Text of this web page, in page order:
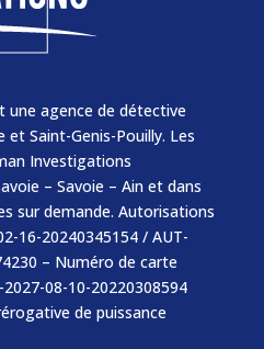
une agence de détective
et Saint-Genis-Pouilly. Les
Investigations
– Savoie – Ain et dans
sur demande. Autorisations
16-20240345154 / AUT-
– Numéro de carte
08-10-20220308594
de puissance